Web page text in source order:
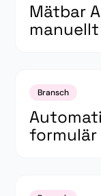
Mätbar
Bransch
formulär